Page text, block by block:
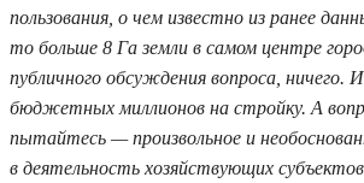
пользования, о чем известно из ранее
то больше 8 Га земли в самом центре
публичного обсуждения вопроса, ничего.
бюджетных миллионов на стройку. А
пытайтесь — произвольное и
в деятельность хозяйствующих